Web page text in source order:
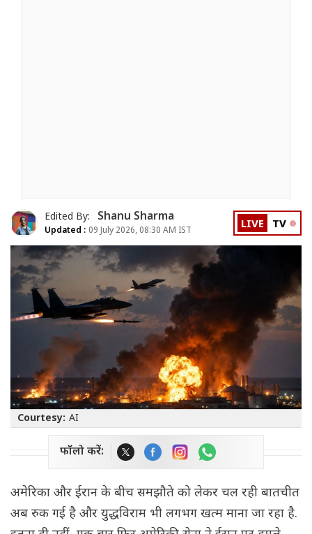
Edited By: Shanu Sharma
Updated : 09 July 2026, 08:30 AM IST LIVE TV
Courtesy: AI
फॉलो करें:
अमेरिका और ईरान के बीच समझौते को लेकर चल रही बातचीत
अब रुक गई है और युद्धविराम भी लगभग खत्म माना जा रहा है.